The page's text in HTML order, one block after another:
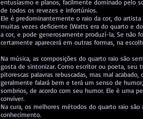
entusiasmo e planos, facilmente dominado pelo
de todos os revezes e infortúnios.
Ele é predominantemente o raio da cor, do
muitas vezes deficiente (Watts era do quarto e
a cor, e pode generosamente produzí-la. Se não
certamente aparecerá em outras formas, na
Na música, as composições do quarto raio são
gosta de sintonizar. Como escritor ou poeta, seu
pitorescas palavras rebuscadas, mas mal
geralmente falará bem e terá um senso de
sombrios, de acordo com seu humor. Ele é uma
conviver.
Na cura, os melhores métodos do quarto raio
conhecimento.